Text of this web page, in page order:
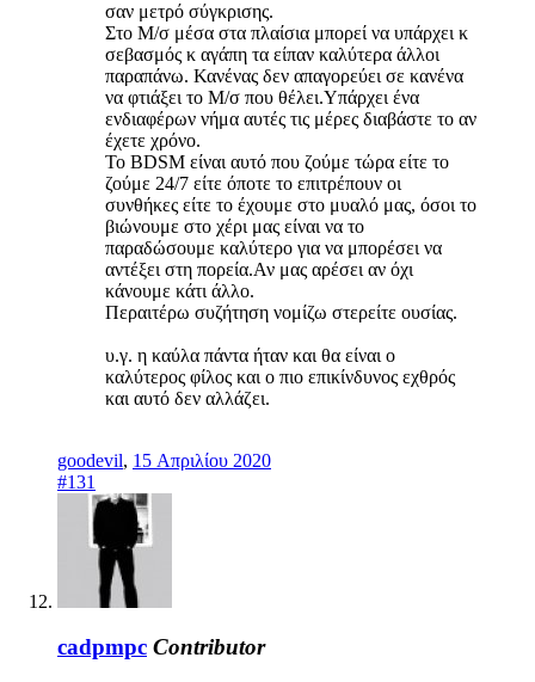
σαν μετρό σύγκρισης.
Στο Μ/σ μέσα στα πλαίσια μπορεί να υπάρχει κ
σεβασμός κ αγάπη τα είπαν καλύτερα άλλοι
παραπάνω. Κανένας δεν απαγορεύει σε κανένα
να φτιάξει το Μ/σ που θέλει.Υπάρχει ένα
ενδιαφέρων νήμα αυτές τις μέρες διαβάστε το αν
έχετε χρόνο.
Το BDSM είναι αυτό που ζούμε τώρα είτε το
ζούμε 24/7 είτε όποτε το επιτρέπουν οι
συνθήκες είτε το έχουμε στο μυαλό μας, όσοι το
βιώνουμε στο χέρι μας είναι να το
παραδώσουμε καλύτερο για να μπορέσει να
αντέξει στη πορεία.Αν μας αρέσει αν όχι
κάνουμε κάτι άλλο.
Περαιτέρω συζήτηση νομίζω στερείτε ουσίας.
υ.γ. η καύλα πάντα ήταν και θα είναι ο
καλύτερος φίλος και ο πιο επικίνδυνος εχθρός
και αυτό δεν αλλάζει.
goodevil, 15 Απριλίου 2020
#131
cadpmpc Contributor